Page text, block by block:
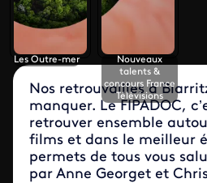
Les Outre-mer
Nouveaux
talents &
concours France
Télévisions
Nos retrouvailles à
manquer. Le FIPADOC,
retrouver ensemble
films et dans le meilleur
permets de tous vous
par Anne Georget et